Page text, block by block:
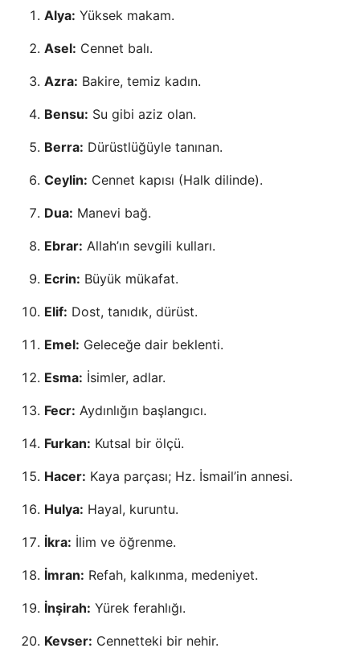
Alya: Yüksek makam.
Asel: Cennet balı.
Azra: Bakire, temiz kadın.
Bensu: Su gibi aziz olan.
Berra: Dürüstlüğüyle tanınan.
Ceylin: Cennet kapısı (Halk dilinde).
Dua: Manevi bağ.
Ebrar: Allah’ın sevgili kulları.
Ecrin: Büyük mükafat.
Elif: Dost, tanıdık, dürüst.
Emel: Geleceğe dair beklenti.
Esma: İsimler, adlar.
Fecr: Aydınlığın başlangıcı.
Furkan: Kutsal bir ölçü.
Hacer: Kaya parçası; Hz. İsmail’in annesi.
Hulya: Hayal, kuruntu.
İkra: İlim ve öğrenme.
İmran: Refah, kalkınma, medeniyet.
İnşirah: Yürek ferahlığı.
Kevser: Cennetteki bir nehir.